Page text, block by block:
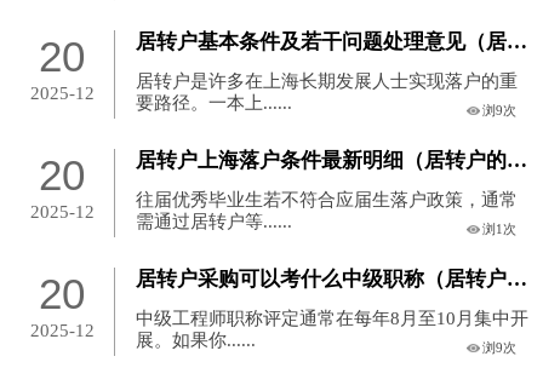
20
2025-12
居转户基本条件及若干问题处理意见（居转户流程及其每步的时间）
居转户是许多在上海长期发展人士实现落户的重
要路径。一本上......
浏9次
20
2025-12
居转户上海落户条件最新明细（居转户的条件上海）
往届优秀毕业生若不符合应届生落户政策，通常
需通过居转户等......
浏1次
20
2025-12
居转户采购可以考什么中级职称（居转户职称对社保要求？）
中级工程师职称评定通常在每年8月至10月集中开
展。如果你......
浏9次